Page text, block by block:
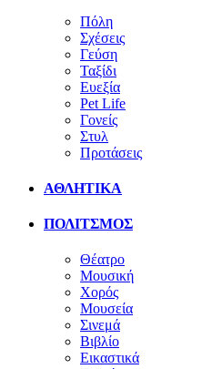
Πόλη
Σχέσεις
Γεύση
Ταξίδι
Ευεξία
Pet Life
Γονείς
Στυλ
Προτάσεις
ΑΘΛΗΤΙΚΑ
ΠΟΛΙΤΣΜΟΣ
Θέατρο
Μουσική
Χορός
Μουσεία
Σινεμά
Βιβλίο
Εικαστικά